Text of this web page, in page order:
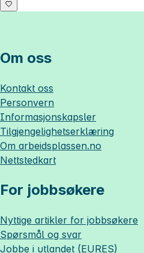
Om oss
Kontakt oss
Personvern
Informasjonskapsler
Tilgjengelighetserklæring
Om arbeidsplassen.no
Nettstedkart
For jobbsøkere
Nyttige artikler for jobbsøkere
Spørsmål og svar
Jobbe i utlandet (EURES)